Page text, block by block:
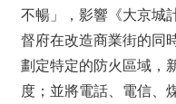
不暢」，影響《大京城
督府在改造商業街的同
劃定特定的防火區域，
度；並將電話、電信、